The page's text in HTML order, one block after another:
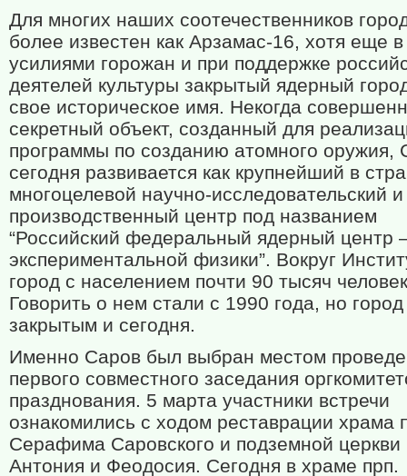
Для многих наших соотечественников
более известен как Арзамас-16, хотя еще
усилиями горожан и при поддержке
деятелей культуры закрытый ядерный
свое историческое имя. Некогда
секретный объект, созданный для
программы по созданию атомного оружия,
сегодня развивается как крупнейший в
многоцелевой научно-исследовательский
производственный центр под названием
“Российский федеральный ядерный
экспериментальной физики”. Вокруг
город с населением почти 90 тысяч
Говорить о нем стали с 1990 года, но город
закрытым и сегодня.
Именно Саров был выбран местом
первого совместного заседания
празднования. 5 марта участники встречи
ознакомились с ходом реставрации храма
Серафима Саровского и подземной церкви
Антония и Феодосия. Сегодня в храме прп.